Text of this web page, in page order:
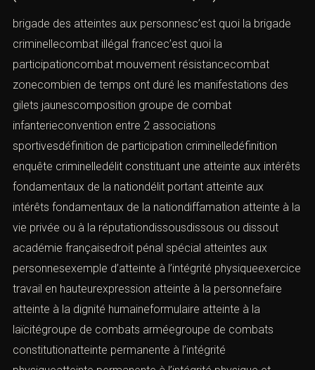
brigade des atteintes aux personnesc’est quoi la brigade
criminellecombat illégal francec’est quoi la
participationcombat mouvement résistancecombat
zonecombien de temps ont duré les manifestations des
gilets jaunescomposition groupe de combat
infanterieconvention entre 2 associations
sportivesdéfinition de participation criminelledéfinition
enquête criminelledélit constituant une atteinte aux intérêts
fondamentaux de la nationdélit portant atteinte aux
intérêts fondamentaux de la nationdiffamation atteinte à la
vie privée ou à la réputationdissousdissous ou dissout
académie françaisedroit pénal spécial atteintes aux
personnesexemple d’atteinte à l’intégrité physiqueexercice
travail en hauteurexpression atteinte à la personnefaire
atteinte à la dignité humaineformulaire atteinte à la
laïcitégroupe de combats arméegroupe de combats
constitutionatteinte permanente à l’intégrité